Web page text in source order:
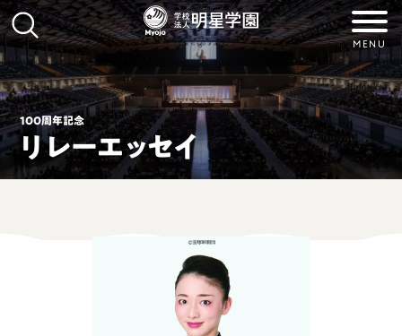
MENU
100周年記念
リレーエッセイ